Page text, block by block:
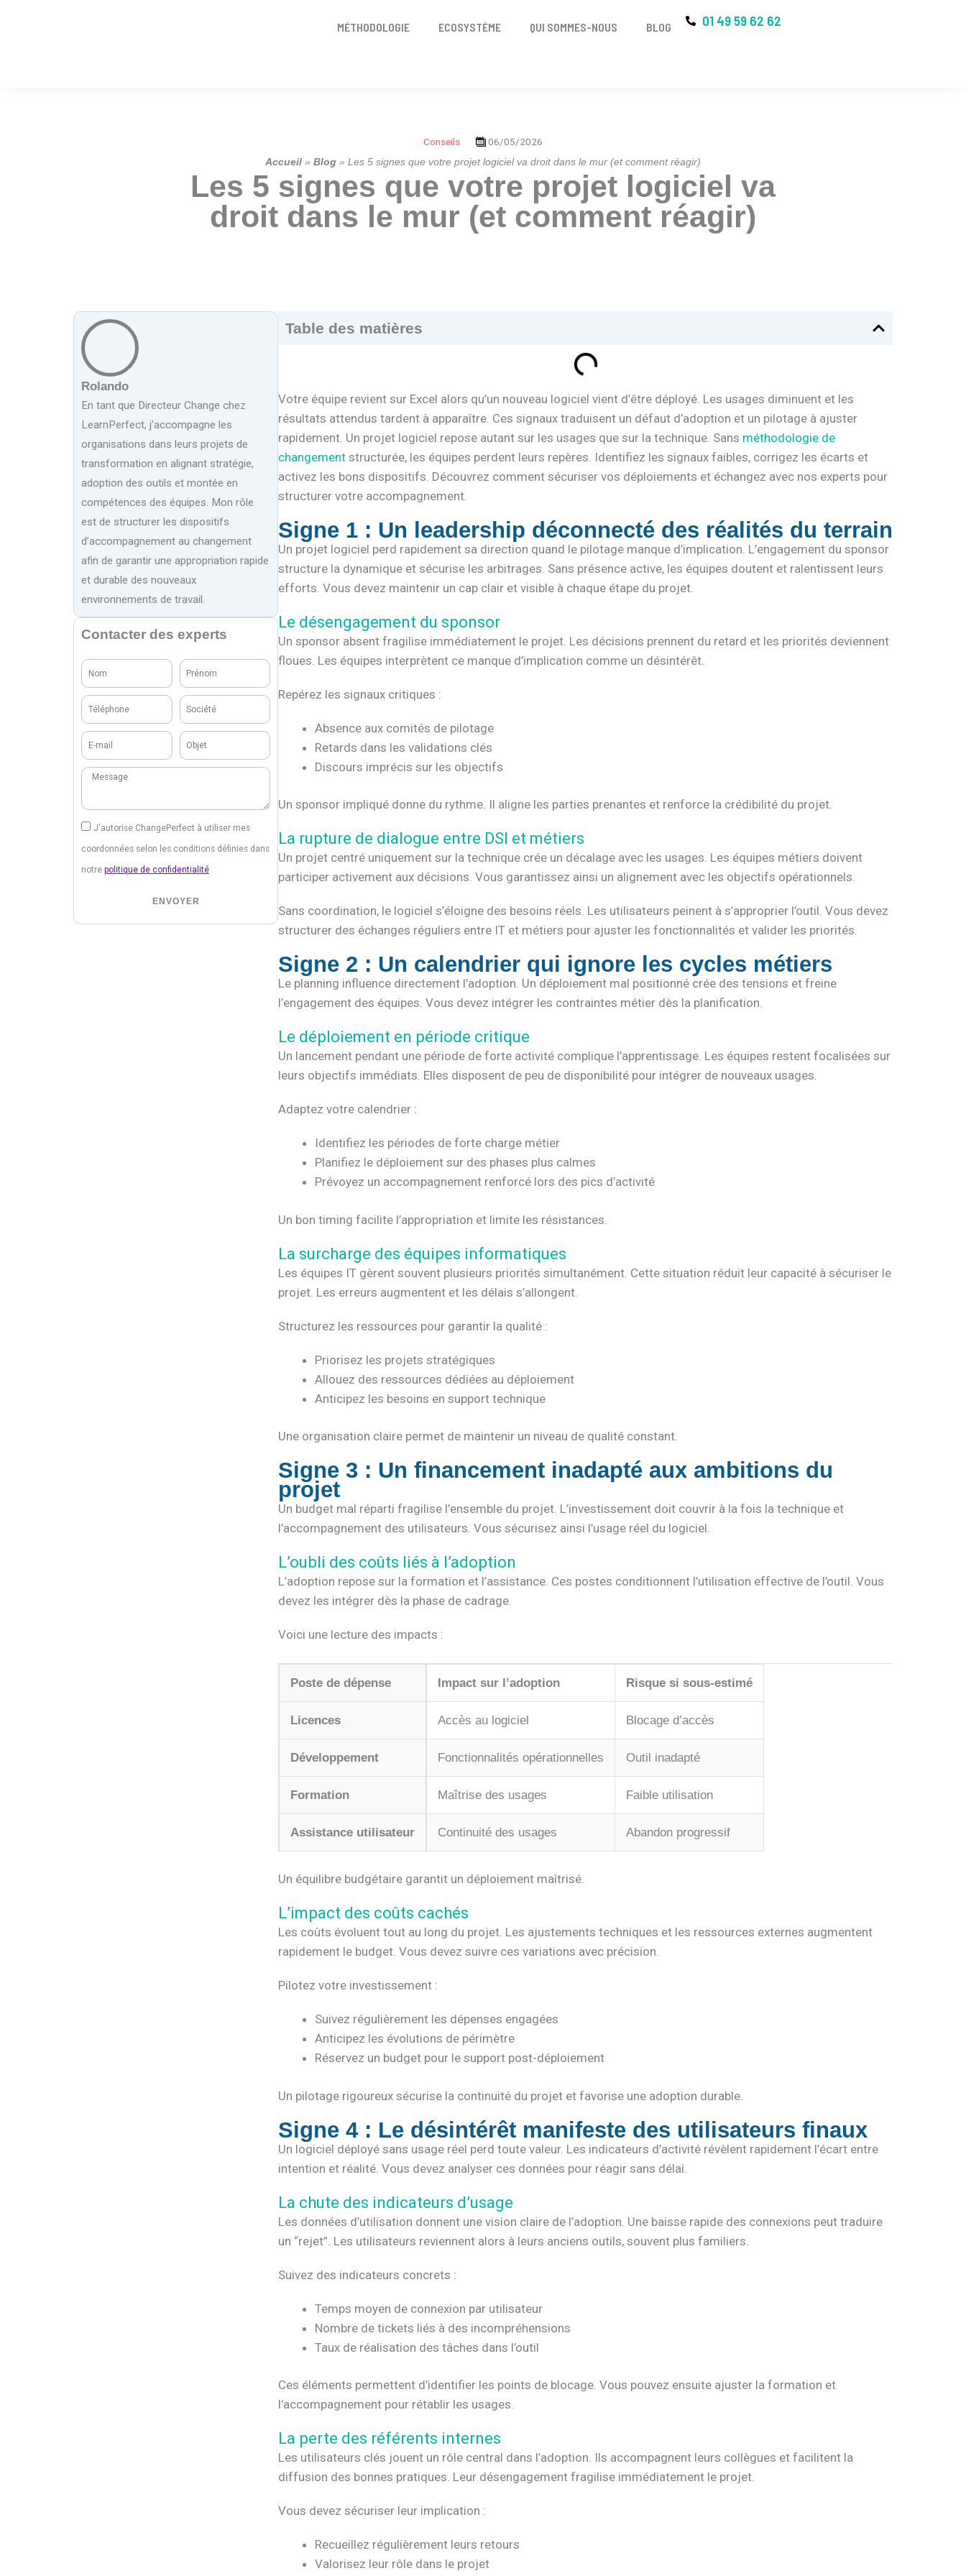
MÉTHODOLOGIE ECOSYSTÈME QUI SOMMES-NOUS BLOG 01 49 59 62 62
Conseils
06/05/2026
Accueil » Blog » Les 5 signes que votre projet logiciel va droit dans le mur (et comment réagir)
Les 5 signes que votre projet logiciel va
droit dans le mur (et comment réagir)
Rolando
En tant que Directeur Change chez
LearnPerfect, j’accompagne les
organisations dans leurs projets de
transformation en alignant stratégie,
adoption des outils et montée en
compétences des équipes. Mon rôle
est de structurer les dispositifs
d’accompagnement au changement
afin de garantir une appropriation rapide
et durable des nouveaux
environnements de travail.
Contacter des experts
Nom Prénom
Téléphone Société
E-
mail
Objet
Message
J'autorise ChangePerfect à utiliser mes
coordonnées selon les conditions définies dans
notre politique de confidentialité
ENVOYER
Table des matières
Votre équipe revient sur Excel alors qu’un nouveau logiciel vient d’être déployé. Les usages diminuent et les
résultats attendus tardent à apparaître. Ces signaux traduisent un défaut d’adoption et un pilotage à ajuster
rapidement. Un projet logiciel repose autant sur les usages que sur la technique. Sans méthodologie de
changement structurée, les équipes perdent leurs repères. Identifiez les signaux faibles, corrigez les écarts et
activez les bons dispositifs. Découvrez comment sécuriser vos déploiements et échangez avec nos experts pour
structurer votre accompagnement.
Signe 1 : Un leadership déconnecté des réalités du terrain
Un projet logiciel perd rapidement sa direction quand le pilotage manque d’implication. L’engagement du sponsor
structure la dynamique et sécurise les arbitrages. Sans présence active, les équipes doutent et ralentissent leurs
efforts. Vous devez maintenir un cap clair et visible à chaque étape du projet.
Le désengagement du sponsor
Un sponsor absent fragilise immédiatement le projet. Les décisions prennent du retard et les priorités deviennent
floues. Les équipes interprètent ce manque d’implication comme un désintérêt.
Repérez les signaux critiques :
Absence aux comités de pilotage
Retards dans les validations clés
Discours imprécis sur les objectifs
Un sponsor impliqué donne du rythme. Il aligne les parties prenantes et renforce la crédibilité du projet.
La rupture de dialogue entre DSI et métiers
Un projet centré uniquement sur la technique crée un décalage avec les usages. Les équipes métiers doivent
participer activement aux décisions. Vous garantissez ainsi un alignement avec les objectifs opérationnels.
Sans coordination, le logiciel s’éloigne des besoins réels. Les utilisateurs peinent à s’approprier l’outil. Vous devez
structurer des échanges réguliers entre IT et métiers pour ajuster les fonctionnalités et valider les priorités.
Signe 2 : Un calendrier qui ignore les cycles métiers
Le planning influence directement l’adoption. Un déploiement mal positionné crée des tensions et freine
l’engagement des équipes. Vous devez intégrer les contraintes métier dès la planification.
Le déploiement en période critique
Un lancement pendant une période de forte activité complique l’apprentissage. Les équipes restent focalisées sur
leurs objectifs immédiats. Elles disposent de peu de disponibilité pour intégrer de nouveaux usages.
Adaptez votre calendrier :
Identifiez les périodes de forte charge métier
Planifiez le déploiement sur des phases plus calmes
Prévoyez un accompagnement renforcé lors des pics d’activité
Un bon timing facilite l’appropriation et limite les résistances.
La surcharge des équipes informatiques
Les équipes IT gèrent souvent plusieurs priorités simultanément. Cette situation réduit leur capacité à sécuriser le
projet. Les erreurs augmentent et les délais s’allongent.
Structurez les ressources pour garantir la qualité :
Priorisez les projets stratégiques
Allouez des ressources dédiées au déploiement
Anticipez les besoins en support technique
Une organisation claire permet de maintenir un niveau de qualité constant.
Signe 3 : Un financement inadapté aux ambitions du
projet
Un budget mal réparti fragilise l’ensemble du projet. L’investissement doit couvrir à la fois la technique et
l’accompagnement des utilisateurs. Vous sécurisez ainsi l’usage réel du logiciel.
L’oubli des coûts liés à l’adoption
L’adoption repose sur la formation et l’assistance. Ces postes conditionnent l’utilisation effective de l’outil. Vous
devez les intégrer dès la phase de cadrage.
Voici une lecture des impacts :
Poste de dépense Impact sur l’adoption Risque si sous-estimé
Licences Accès au logiciel Blocage d’accès
Développement Fonctionnalités opérationnelles Outil inadapté
Formation Maîtrise des usages Faible utilisation
Assistance utilisateur Continuité des usages Abandon progressif
Un équilibre budgétaire garantit un déploiement maîtrisé.
L’impact des coûts cachés
Les coûts évoluent tout au long du projet. Les ajustements techniques et les ressources externes augmentent
rapidement le budget. Vous devez suivre ces variations avec précision.
Pilotez votre investissement :
Suivez régulièrement les dépenses engagées
Anticipez les évolutions de périmètre
Réservez un budget pour le support post-déploiement
Un pilotage rigoureux sécurise la continuité du projet et favorise une adoption durable.
Signe 4 : Le désintérêt manifeste des utilisateurs finaux
Un logiciel déployé sans usage réel perd toute valeur. Les indicateurs d’activité révèlent rapidement l’écart entre
intention et réalité. Vous devez analyser ces données pour réagir sans délai.
La chute des indicateurs d’usage
Les données d’utilisation donnent une vision claire de l’adoption. Une baisse rapide des connexions peut traduire
un “rejet”. Les utilisateurs reviennent alors à leurs anciens outils, souvent plus familiers.
Suivez des indicateurs concrets :
Temps moyen de connexion par utilisateur
Nombre de tickets liés à des incompréhensions
Taux de réalisation des tâches dans l’outil
Ces éléments permettent d’identifier les points de blocage. Vous pouvez ensuite ajuster la formation et
l’accompagnement pour rétablir les usages.
La perte des référents internes
Les utilisateurs clés jouent un rôle central dans l’adoption. Ils accompagnent leurs collègues et facilitent la
diffusion des bonnes pratiques. Leur désengagement fragilise immédiatement le projet.
Vous devez sécuriser leur implication :
Recueillez régulièrement leurs retours
Valorisez leur rôle dans le projet